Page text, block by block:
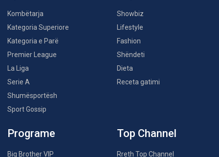
Kombëtarja
Kategoria Superiore
Kategoria e Parë
Premier League
La Liga
Serie A
Shumësportësh
Sport Gossip
Showbiz
Lifestyle
Fashion
Shëndeti
Dieta
Receta gatimi
Programe
Big Brother VIP
Top Channel
Rreth Top Channel